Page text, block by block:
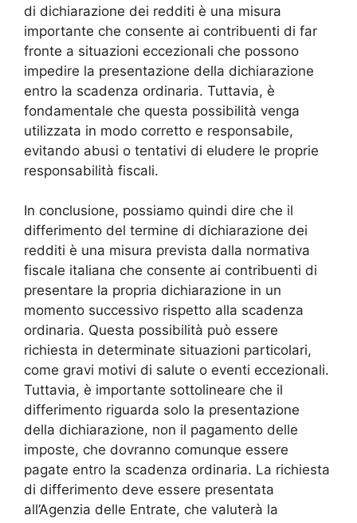
di dichiarazione dei redditi è una misura
importante che consente ai contribuenti di far
fronte a situazioni eccezionali che possono
impedire la presentazione della dichiarazione
entro la scadenza ordinaria. Tuttavia, è
fondamentale che questa possibilità venga
utilizzata in modo corretto e responsabile,
evitando abusi o tentativi di eludere le proprie
responsabilità fiscali.
In conclusione, possiamo quindi dire che il
differimento del termine di dichiarazione dei
redditi è una misura prevista dalla normativa
fiscale italiana che consente ai contribuenti di
presentare la propria dichiarazione in un
momento successivo rispetto alla scadenza
ordinaria. Questa possibilità può essere
richiesta in determinate situazioni particolari,
come gravi motivi di salute o eventi eccezionali.
Tuttavia, è importante sottolineare che il
differimento riguarda solo la presentazione
della dichiarazione, non il pagamento delle
imposte, che dovranno comunque essere
pagate entro la scadenza ordinaria. La richiesta
di differimento deve essere presentata
all’Agenzia delle Entrate, che valuterà la